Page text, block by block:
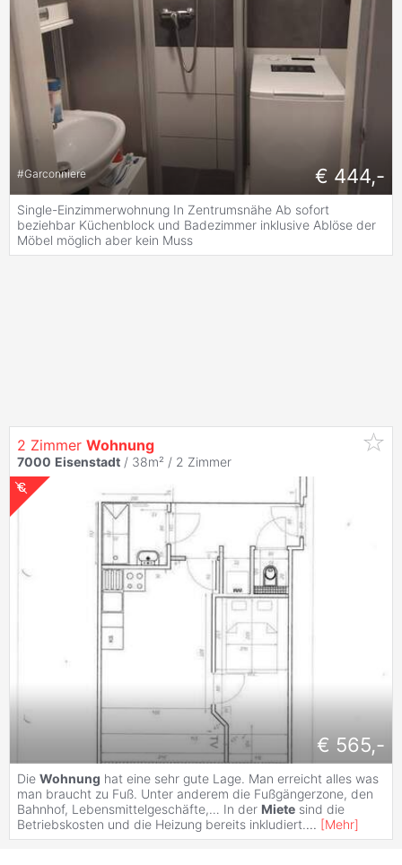
#Garconniere € 444,-
Single-Einzimmerwohnung In Zentrumsnähe Ab sofort
beziehbar Küchenblock und Badezimmer inklusive Ablöse der
Möbel möglich aber kein Muss
2 Zimmer Wohnung
7000 Eisenstadt / 38m² / 2 Zimmer
€ 565,-
Die Wohnung hat eine sehr gute Lage. Man erreicht alles was
man braucht zu Fuß. Unter anderem die Fußgängerzone, den
Bahnhof, Lebensmittelgeschäfte,… In der Miete sind die
Betriebskosten und die Heizung bereits inkludiert.... [Mehr]